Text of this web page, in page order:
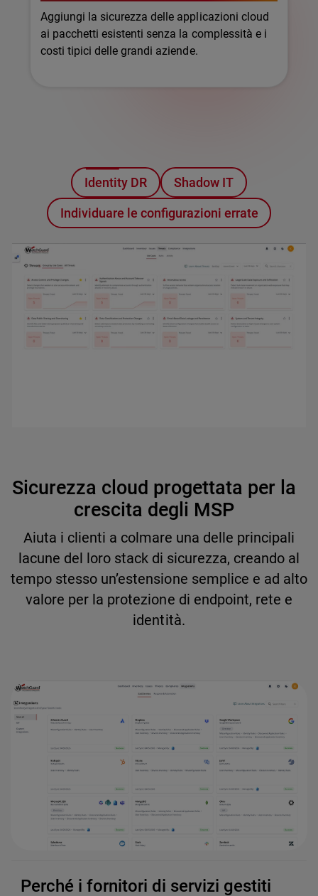
Aggiungi la sicurezza delle applicazioni cloud
ai pacchetti esistenti senza la complessità e i
costi tipici delle grandi aziende.
Identity DR Shadow IT
Individuare le configurazioni errate
Sicurezza cloud progettata per la
crescita degli MSP
Aiuta i clienti a colmare una delle principali
lacune del loro stack di sicurezza, creando al
tempo stesso un’estensione semplice e ad alto
valore per la protezione di endpoint, rete e
identità.
Perché i fornitori di servizi gestiti